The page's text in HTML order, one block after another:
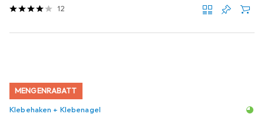
12
MENGENRABATT
Klebehaken + Klebenagel